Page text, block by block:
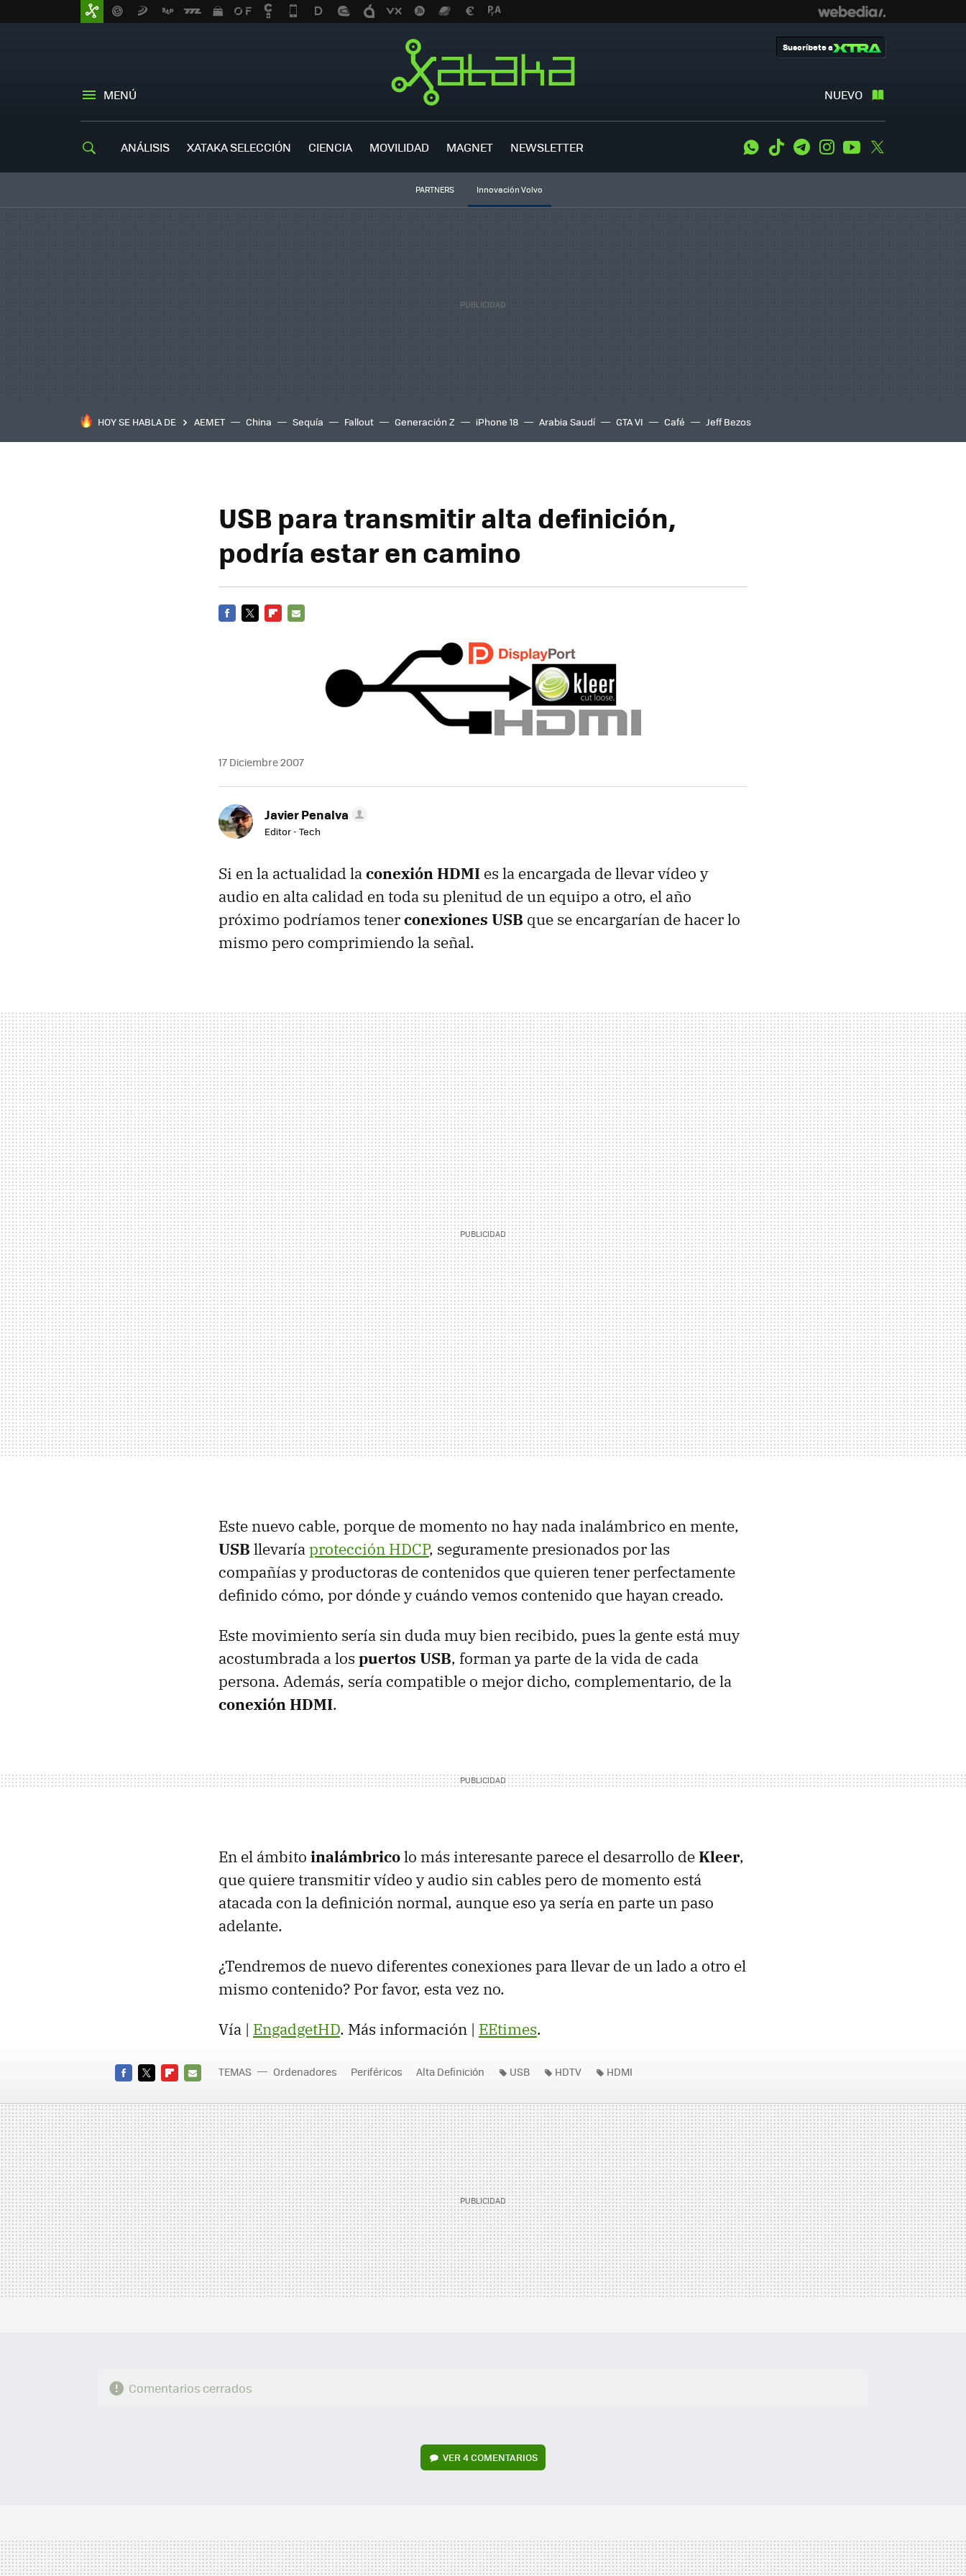
MENÚ NUEVO
Suscríbete a
ANÁLISIS XATAKA SELECCIÓN CIENCIA MOVILIDAD MAGNET NEWSLETTER WhatsApp
Tiktok TelegramInstagramYoutube
PARTNERS Innovación Volvo
HOY SE HABLA DE AEMET China Sequía Fallout Generación Z iPhone 18 Arabia Saudí GTA VI Café Jeff Bezos
USB para transmitir alta definición,
podría estar en camino
17 Diciembre 2007
Javier Penalva
Editor - Tech
Si en la actualidad laconexión HDMI es la encargada de llevar vídeo y
audio en alta calidad en toda su plenitud de un equipo a otro, el año
próximo podríamos tenerconexiones USB que se encargarían de hacer lo
mismo pero comprimiendo la señal.
Este nuevo cable, porque de momento no hay nada inalámbrico en mente,
USB llevaríaprotección HDCP, seguramente presionados por las
compañías y productoras de contenidos que quieren tener perfectamente
definido cómo, por dónde y cuándo vemos contenido que hayan creado.
Este movimiento sería sin duda muy bien recibido, pues la gente está muy
acostumbrada a los puertos USB, forman ya parte de la vida de cada
persona. Además, sería compatible o mejor dicho, complementario, de la
conexión HDMI.
En el ámbito inalámbricolo más interesante parece el desarrollo deKleer,
que quiere transmitir vídeo y audio sin cables pero de momento está
atacada con la definición normal, aunque eso ya sería en parte un paso
adelante.
¿Tendremos de nuevo diferentes conexiones para llevar de un lado a otro el
mismo contenido? Por favor, esta vez no.
Vía | EngadgetHD. Más información | EEtimes.
MAIL
TEMAS Ordenadores Periféricos Alta Definición USB HDTV HDMI
Comentarios cerrados
VER4 COMENTARIOS